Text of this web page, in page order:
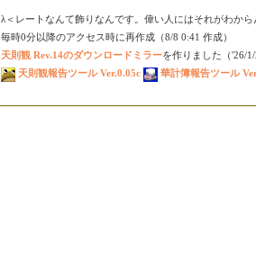
λ＜レートなんて飾りなんです。偉い人にはそれがわから
毎時0分以降のアクセス時に再作成（8/8 0:41 作成）
天則観 Rev.14のダウンロードミラーを作りました（'26/1/
天則観報告ツール Ver.0.05c
華計簿報告ツール